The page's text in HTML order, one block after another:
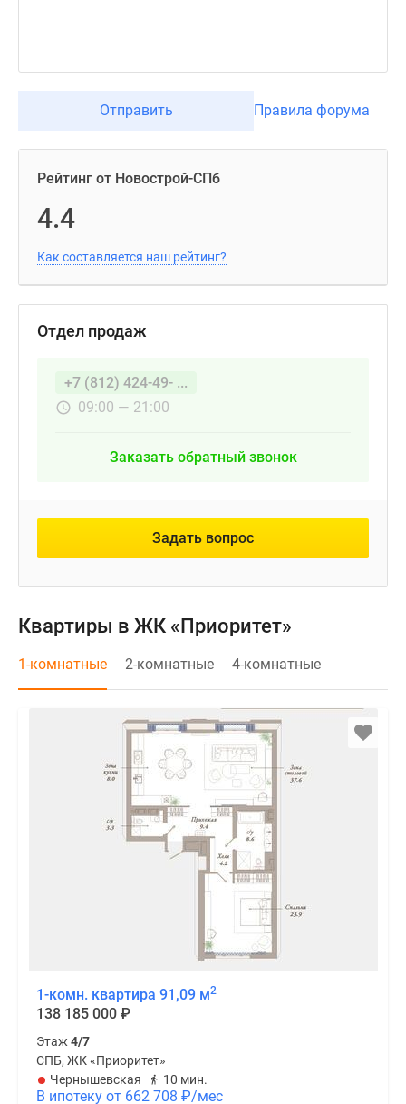
Отправить Правила форума
Рейтинг от Новострой-СПб
4.4
Как составляется наш рейтинг?
Отдел продаж
+7 (812) 424-49- ...
09:00 — 21:00
Заказать обратный звонок
Задать вопрос
Квартиры в ЖК «Приоритет»
1-комнатные 2-комнатные 4-комнатные
1-комн. квартира 91,09 м2
138 185 000 ₽
Этаж 4/7
СПБ, ЖК «Приоритет»
Чернышевская
10 мин.
В ипотеку от 662 708 ₽/мес